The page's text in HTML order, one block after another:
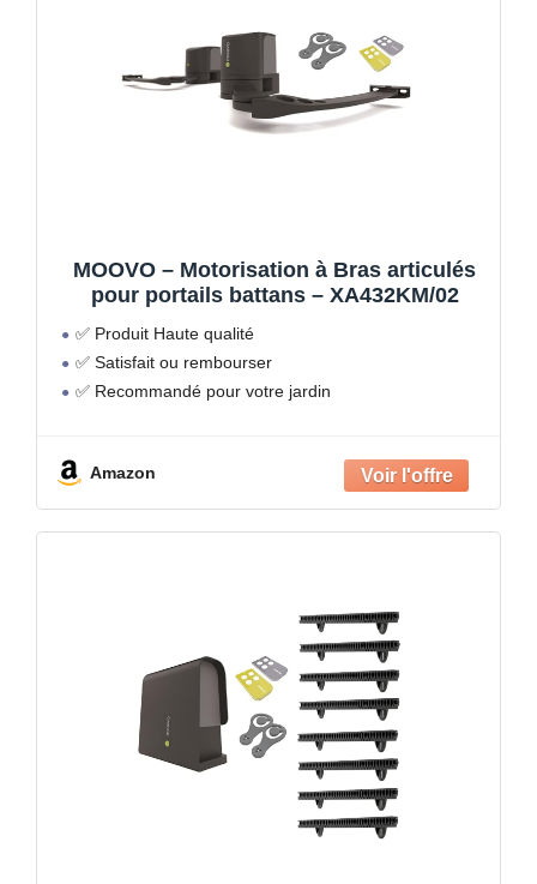
MOOVO – Motorisation à Bras articulés
pour portails battans – XA432KM/02
✅ Produit Haute qualité
✅ Satisfait ou rembourser
✅ Recommandé pour votre jardin
Amazon